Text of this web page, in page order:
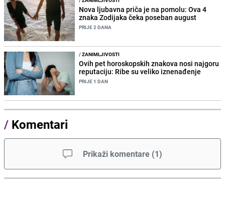
Nova ljubavna priča je na pomolu: Ova 4
znaka Zodijaka čeka poseban august
PRIJE 2 DANA
/ZANIMLJIVOSTI
Ovih pet horoskopskih znakova nosi najgoru
reputaciju: Ribe su veliko iznenađenje
PRIJE 1 DAN
/ Komentari
Prikaži komentare (1)